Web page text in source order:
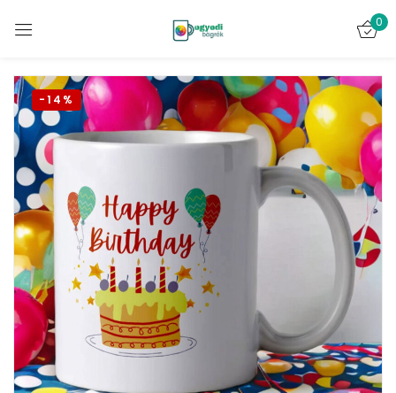
0
-14%
Bejelentkezés
Emlékezz rám Elveszett jelszó?
BELÉPÉS
FIÓK LÉTREHOZÁSA